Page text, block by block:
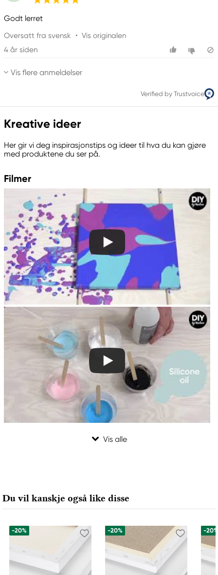
Godt lerret
Oversatt fra svensk • Vis originalen
4 år siden
Vis flere anmeldelser
Verified by Trustvoice
Kreative ideer
Her gir vi deg inspirasjonstips og ideer til hva du kan gjøre
med produktene du ser på.
Filmer
Du vil kanskje også like disse
-20% -20% -